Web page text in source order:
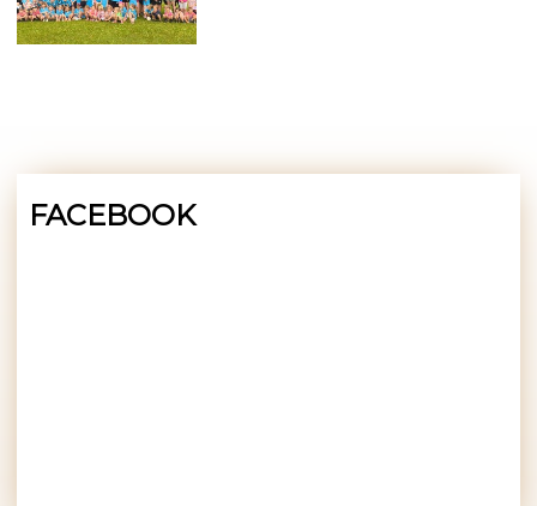
FACEBOOK